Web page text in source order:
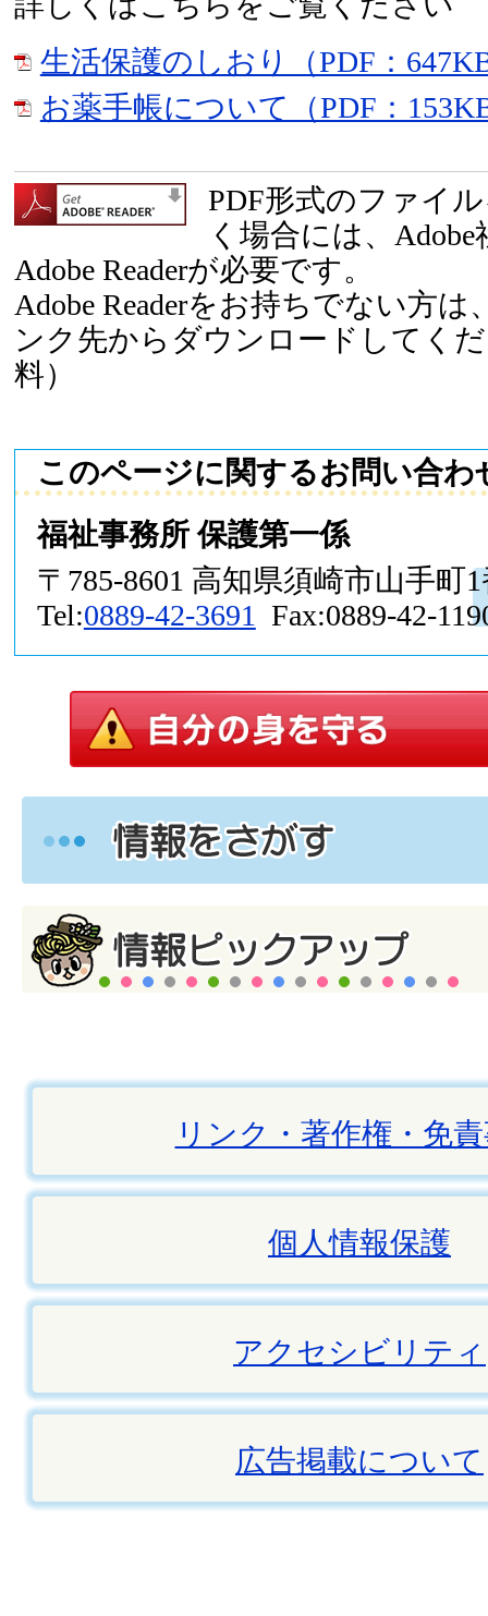
生活保護のしおり（PDF：
お薬手帳について（PDF：
PDF形式のファイ
く場合には、
Adobe Readerが必要です。
Adobe Readerをお持ちでない方は
ンク先からダウンロードしてく
料）
このページに関するお問い合わ
福祉事務所 保護第一係
〒785-8601 高知県須崎市山手町
Tel:0889-42-3691 Fax:0889-42-
リンク・著作権・免
個人情報保護
アクセシビリティ
広告掲載について